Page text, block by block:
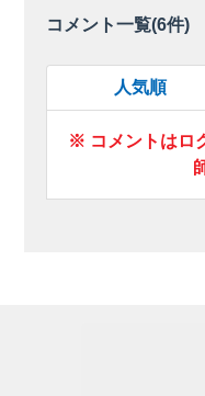
コメント一覧(6件)
人気順
※ コメントはロ